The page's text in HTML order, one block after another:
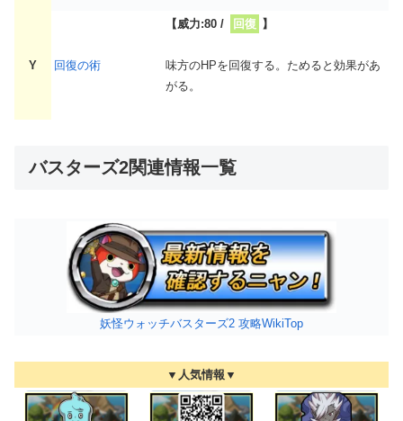
Y 回復の術
【威力:80 / 回復 】
味方のHPを回復する。ためると効果があ
がる。
バスターズ2関連情報一覧
妖怪ウォッチバスターズ2 攻略WikiTop
▼人気情報▼